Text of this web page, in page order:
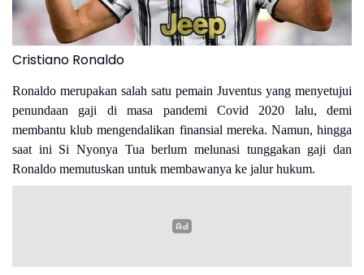
Cristiano Ronaldo
Ronaldo merupakan salah satu pemain Juventus yang menyetujui
penundaan gaji di masa pandemi Covid 2020 lalu, demi
membantu klub mengendalikan finansial mereka. Namun, hingga
saat ini Si Nyonya Tua berlum melunasi tunggakan gaji dan
Ronaldo memutuskan untuk membawanya ke jalur hukum.